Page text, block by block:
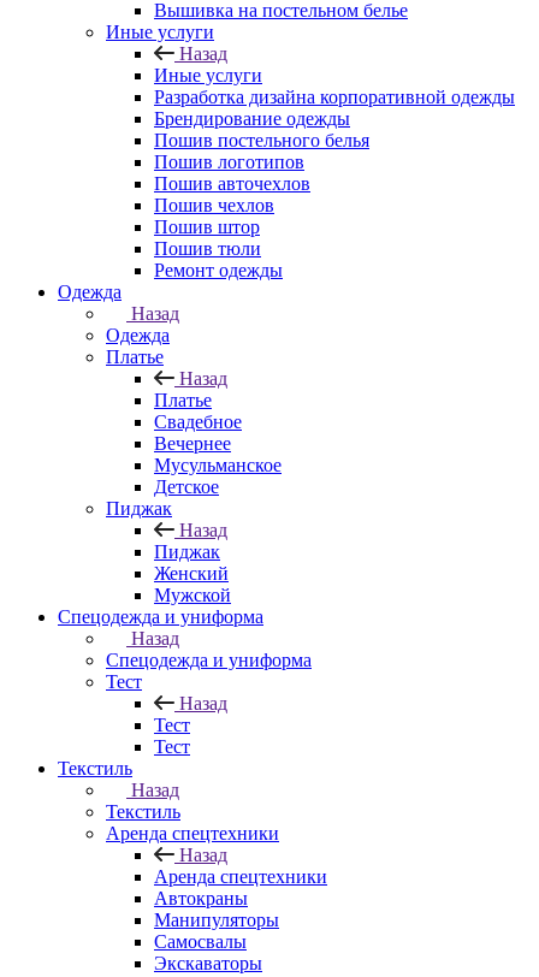
Вышивка на постельном белье
Иные услуги
Назад
Иные услуги
Разработка дизайна корпоративной одежды
Брендирование одежды
Пошив постельного белья
Пошив логотипов
Пошив авточехлов
Пошив чехлов
Пошив штор
Пошив тюли
Ремонт одежды
Одежда
Назад
Одежда
Платье
Назад
Платье
Свадебное
Вечернее
Мусульманское
Детское
Пиджак
Назад
Пиджак
Женский
Мужской
Спецодежда и униформа
Назад
Спецодежда и униформа
Тест
Назад
Тест
Тест
Текстиль
Назад
Текстиль
Аренда спецтехники
Назад
Аренда спецтехники
Автокраны
Манипуляторы
Самосвалы
Экскаваторы